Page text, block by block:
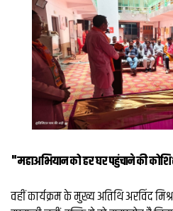
मौसम
देश
"महाअभियान को हर घर पहुंचाने की
वहीं कार्यक्रम के मुख्य अतिथि अरविंद